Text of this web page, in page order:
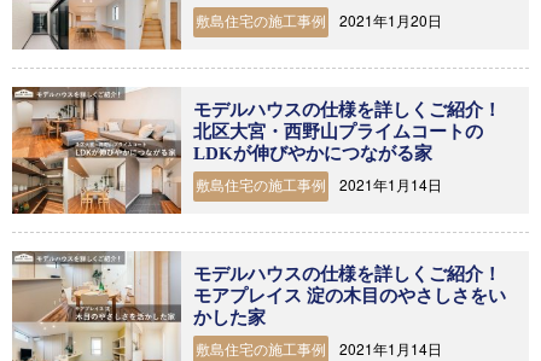
敷島住宅の施工事例 2021年1月20日
モデルハウスの仕様を詳しくご紹介！
北区大宮・西野山プライムコートの
LDKが伸びやかにつながる家
敷島住宅の施工事例 2021年1月14日
モデルハウスの仕様を詳しくご紹介！
モアプレイス 淀の木目のやさしさをい
かした家
敷島住宅の施工事例 2021年1月14日